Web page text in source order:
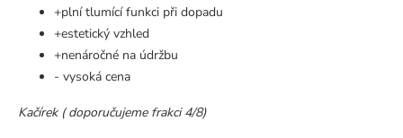
+plní tlumící funkci při dopadu
+estetický vzhled
+nenáročné na údržbu
- vysoká cena
Kačírek ( doporučujeme frakci 4/8)